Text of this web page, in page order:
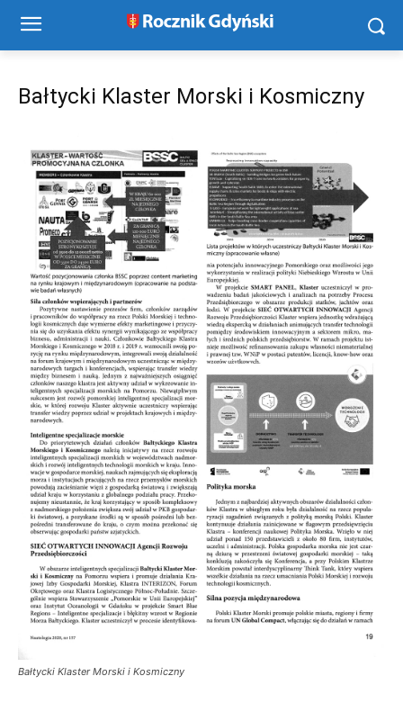
Bałtycki Klaster Morski i Kosmiczny
Bałtycki Klaster Morski i Kosmiczny